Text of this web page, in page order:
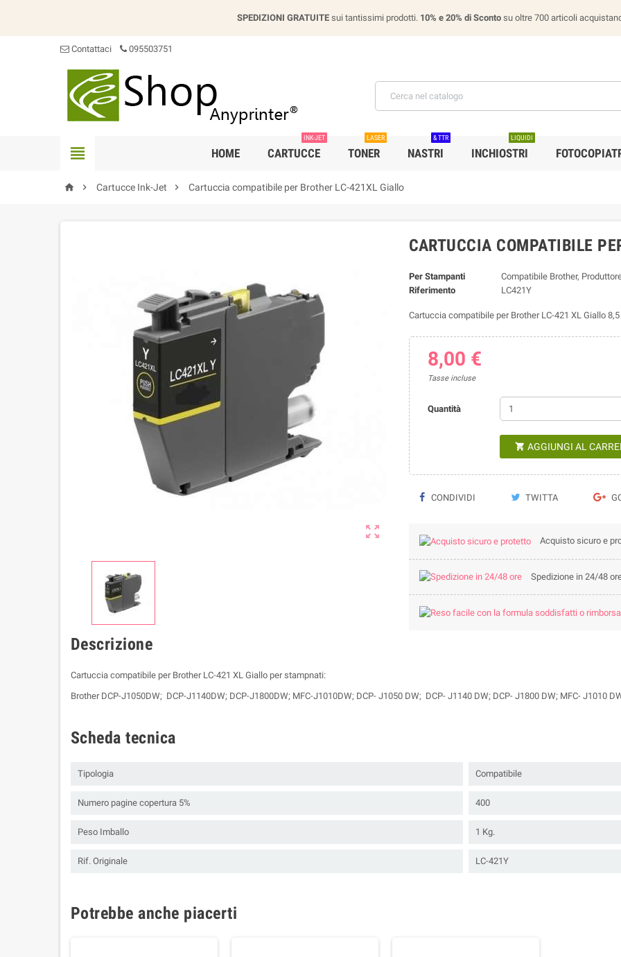
SPEDIZIONI GRATUITE sui tantissimi prodotti. 10% e 20% di Sconto su oltre 700 articoli
Contattaci 095503751
 HOME CARTUCCE
INK-JET
TONER
LASER
NASTRI
& TTR
INCHIOSTRI
LIQUIDI
  Cartucce Ink-Jet  Cartuccia compatibile per Brother LC-421XL Giallo

CARTUCCIA COMPATIBILE
Per Stampanti
Compatibile Brother,
Riferimento
LC421Y
Cartuccia compatibile per Brother LC-421 XL Giallo
8,00 €
Tasse incluse
Quantità
 AGGIUNGI AL
CONDIVIDI TWITTA
Acquisto sicuro e
Spedizione in 24/48
Descrizione
Cartuccia compatibile per Brother LC-421 XL Giallo per stampnati:
Brother DCP-J1050DW; DCP-J1140DW; DCP-J1800DW; MFC-J1010DW; DCP- J1050 DW; DCP- J1140 DW; DCP- J1800 DW; MFC- J1010
Scheda tecnica
Tipologia Compatibile
Numero pagine copertura 5% 400
Peso Imballo 1 Kg.
Rif. Originale LC-421Y
Potrebbe anche piacerti